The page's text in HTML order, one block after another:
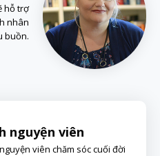
hỗ trợ
nhân
buồn.
nguyện viên
viên chăm sóc cuối đời